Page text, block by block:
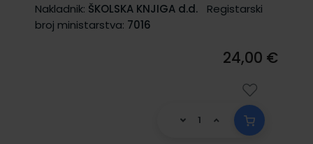
Nakladnik: ŠKOLSKA KNJIGA d.d.
Registarski
broj ministarstva: 7016
24,00 €